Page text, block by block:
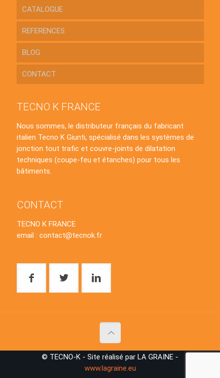
CATALOGUE
REFERENCES
BLOG
CONTACT
TECNO K FRANCE
Nous sommes, le distributeur français du fabricant
italien Tecno K Giunti, spécialisé dans les systèmes de
jonction tout trafic et couvre-joints de dilatation
techniques (coupe-feu et étanches) pour tous les
bâtiments.
CONTACT
TECNO K FRANCE
email : contact@tecnok.fr
© TECNO-K - Site réalisé par LA GRAINE -
www.lagraine.eu